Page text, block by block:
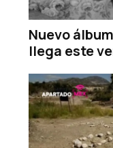
Nuevo
llega este